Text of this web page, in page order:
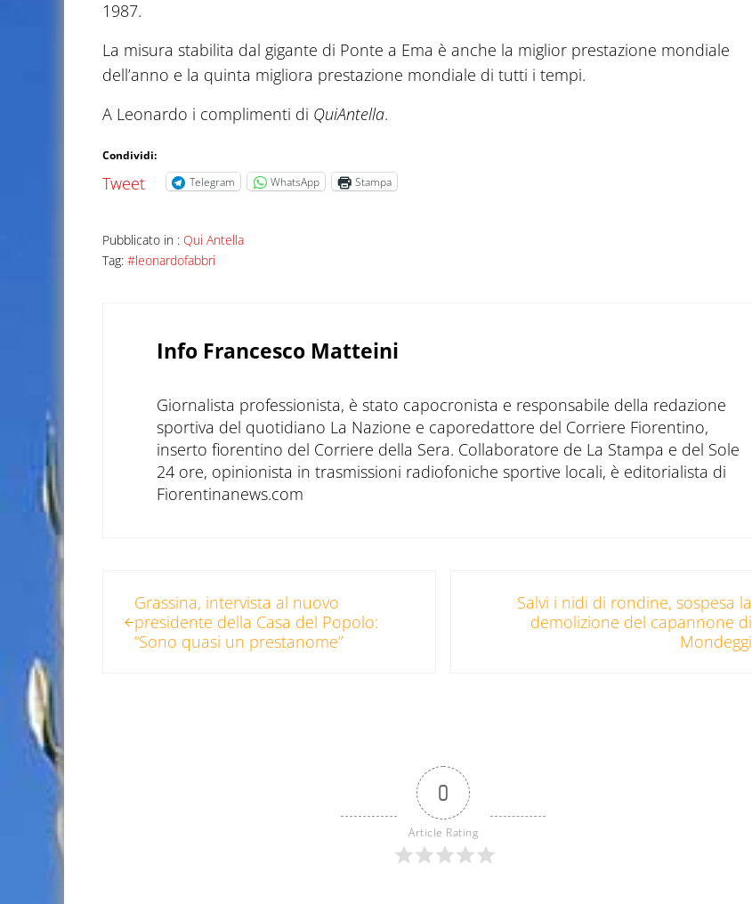
1987.
La misura stabilita dal gigante di Ponte a Ema è anche la miglior prestazione mondiale
dell’anno e la quinta migliora prestazione mondiale di tutti i tempi.
A Leonardo i complimenti di QuiAntella.
Condividi:
Tweet Telegram WhatsApp Stampa
Pubblicato in : Qui Antella
Tag: #leonardofabbri
Info Francesco Matteini
Giornalista professionista, è stato capocronista e responsabile della redazione
sportiva del quotidiano La Nazione e caporedattore del Corriere Fiorentino,
inserto fiorentino del Corriere della Sera. Collaboratore de La Stampa e del Sole
24 ore, opinionista in trasmissioni radiofoniche sportive locali, è editorialista di
Fiorentinanews.com
Grassina, intervista al nuovo
presidente della Casa del Popolo:
“Sono quasi un prestanome”
Salvi i nidi di rondine, sospesa la
demolizione del capannone di
Mondeggi
0
Article Rating